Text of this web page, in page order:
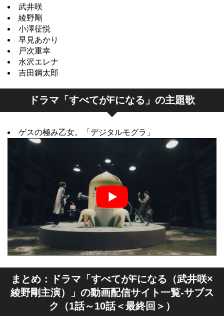
武井咲
綾野剛
小澤征悦
早見あかり
戸次重幸
水沢エレナ
吉田鋼太郎
ドラマ「すべてがFになる」の主題歌
ゲスの極み乙女。「デジタルモグラ」
まとめ：ドラマ「すべてがFになる（武井咲×
綾野剛主演）」の動画配信サイト一覧-サブス
ク（1話～10話＜最終回＞）